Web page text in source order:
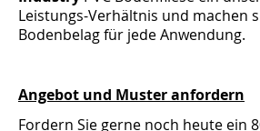
Leistungs-Verhältnis und machen
Bodenbelag für jede Anwendung.
Angebot und Muster anfordern
Fordern Sie gerne noch heute ein